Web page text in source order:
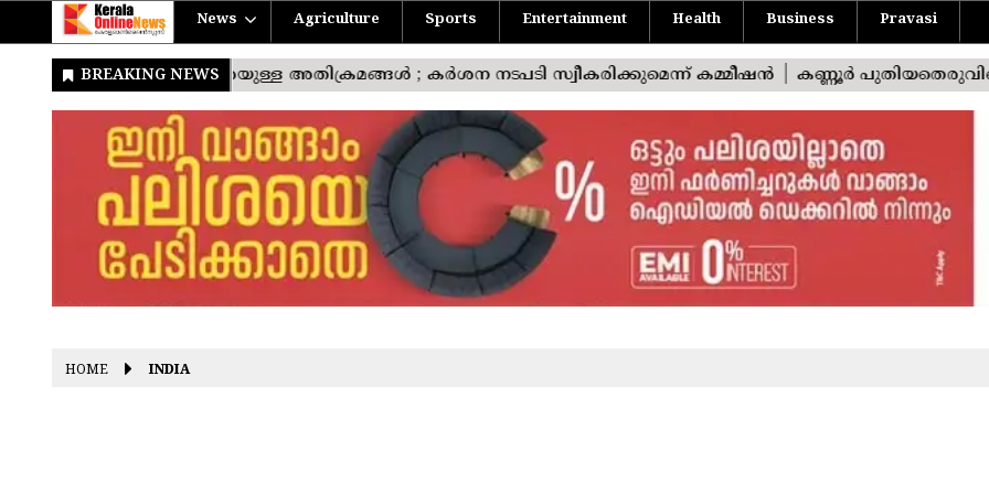
News Agriculture Sports Entertainment Health Business Pravasi
HOME INDIA